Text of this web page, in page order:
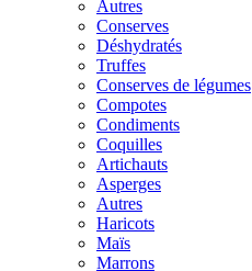
Autres
Conserves
Déshydratés
Truffes
Conserves de légumes
Compotes
Condiments
Coquilles
Artichauts
Asperges
Autres
Haricots
Maïs
Marrons